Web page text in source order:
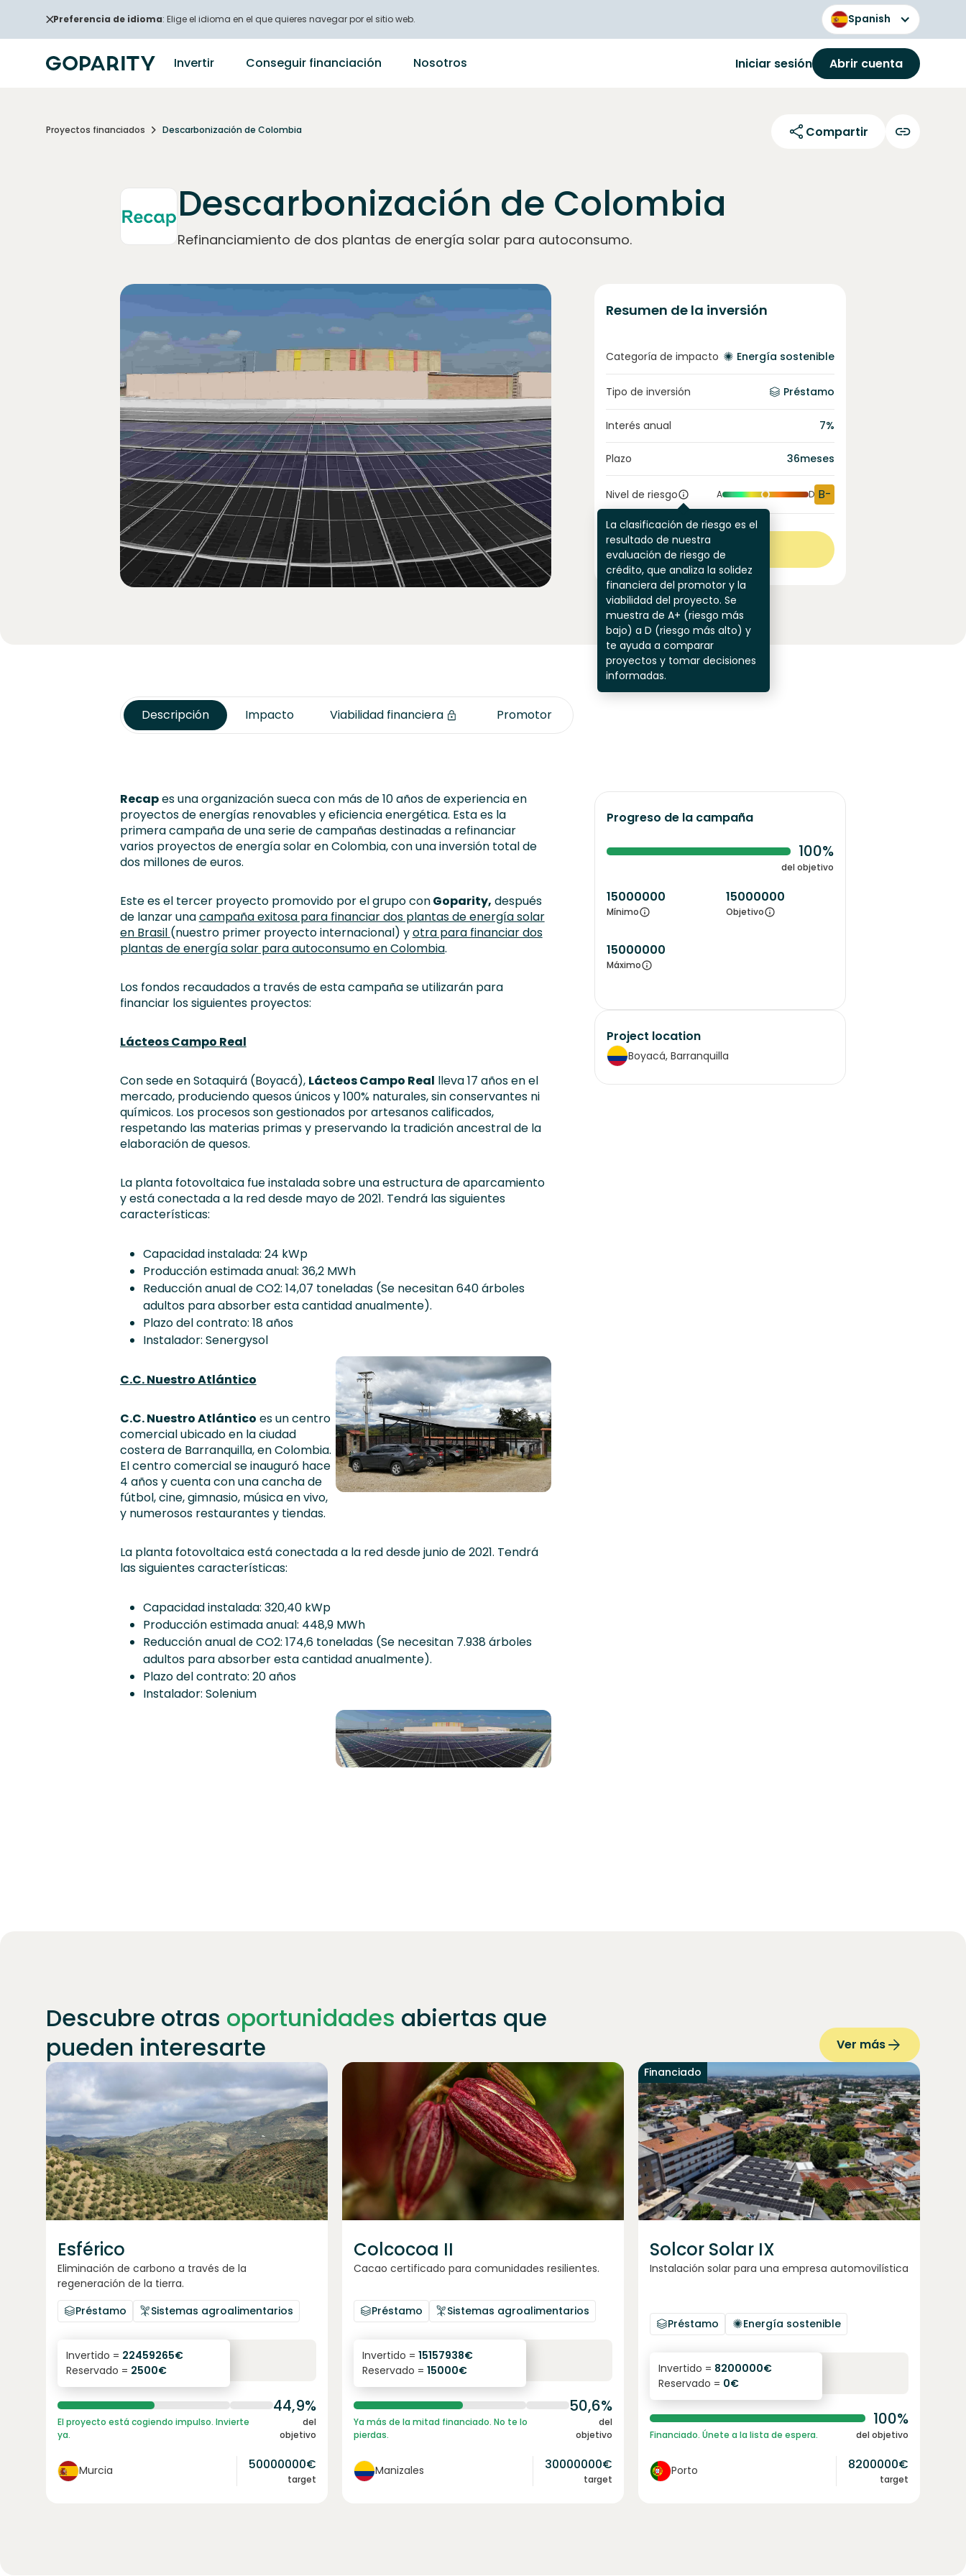
Preferencia de idioma: Elige el idioma en el que quieres navegar por el sitio web. Spanish
Invertir Conseguir financiación Nosotros Iniciar sesión Abrir cuenta
Proyectos financiados Descarbonización de Colombia Compartir
Descarbonización de Colombia
Refinanciamiento de dos plantas de energía solar para autoconsumo.
Resumen de la inversión
Categoría de impacto Energía sostenible
Tipo de inversión Préstamo
Interés anual 7%
Plazo 36meses
Nivel de riesgo
La clasificación de riesgo es el
resultado de nuestra
evaluación de riesgo de
crédito, que analiza la solidez
financiera del promotor y la
viabilidad del proyecto. Se
muestra de A+ (riesgo más
bajo) a D (riesgo más alto) y
te ayuda a comparar
proyectos y tomar decisiones
informadas.
A D B-
Ver más
Descripción Impacto Viabilidad financiera Promotor
Recapes una organización sueca con más de 10 años de experiencia en
proyectos de energías renovables y eficiencia energética. Esta es la
primera campaña de una serie de campañas destinadas a refinanciar
varios proyectos de energía solar en Colombia, con una inversión total de
dos millones de euros.
Este es el tercer proyecto promovido por el grupo conGoparity, después
de lanzar unacampaña exitosa para financiar dos plantas de energía solar
en Brasil (nuestro primer proyecto internacional) yotra para financiar dos
plantas de energía solar para autoconsumo en Colombia.
Los fondos recaudados a través de esta campaña se utilizarán para
financiar los siguientes proyectos:
Lácteos Campo Real
Con sede en Sotaquirá (Boyacá), Lácteos Campo Real lleva 17 años en el
mercado, produciendo quesos únicos y 100% naturales, sin conservantes ni
químicos. Los procesos son gestionados por artesanos calificados,
respetando las materias primas y preservando la tradición ancestral de la
elaboración de quesos.
La planta fotovoltaica fue instalada sobre una estructura de aparcamiento
y está conectada a la red desde mayo de 2021. Tendrá las siguientes
características:
Capacidad instalada: 24 kWp
Producción estimada anual: 36,2 MWh
Reducción anual de CO2: 14,07 toneladas (Se necesitan 640 árboles
adultos para absorber esta cantidad anualmente).
Plazo del contrato: 18 años
Instalador: Senergysol
C.C. Nuestro Atlántico
C.C. Nuestro Atlántico es un centro
comercial ubicado en la ciudad
costera de Barranquilla, en Colombia.
El centro comercial se inauguró hace
4 años y cuenta con una cancha de
fútbol, cine, gimnasio, música en vivo,
y numerosos restaurantes y tiendas.
La planta fotovoltaica está conectada a la red desde junio de 2021. Tendrá
las siguientes características:
Capacidad instalada: 320,40 kWp
Producción estimada anual: 448,9 MWh
Reducción anual de CO2: 174,6 toneladas (Se necesitan 7.938 árboles
adultos para absorber esta cantidad anualmente).
Plazo del contrato: 20 años
Instalador: Solenium
Progreso de la campaña
100%
del objetivo
15000000
Mínimo
15000000
Objetivo
15000000
Máximo
Project location
Boyacá, Barranquilla
Descubre otras oportunidades abiertas que
pueden interesarte
Ver más
Únete a
Esférico
Eliminación de carbono a través de la
regeneración de la tierra.
Préstamo
Sistemas agroalimentarios
6.3%
interés anual
Invertido = 22459265€
Reservado = 2500€
44,9%
El proyecto está cogiendo impulso. Invierte
ya.
del
objetivo
Murcia 50000000€
target
inversores
Colcocoa II
Cacao certificado para comunidades resilientes.
Préstamo Sistemas agroalimentarios
6.1%
interés anual
Invertido = 15157938€
Reservado = 15000€
50,6%
Ya más de la mitad financiado. No te lo
pierdas.
del
objetivo
Manizales 30000000€
target
Financiado
Solcor Solar IX
Instalación solar para una empresa automovilística
Préstamo Energía sostenible
6.1%
interés anual
Invertido = 8200000€
Reservado = 0€
100%
Financiado. Únete a la lista de espera. del objetivo
Porto 8200000€
target